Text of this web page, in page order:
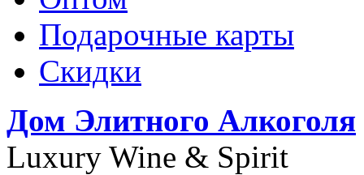
Подарочные карты
Скидки
Дом Элитного Алкоголя
Luxury Wine & Spirit